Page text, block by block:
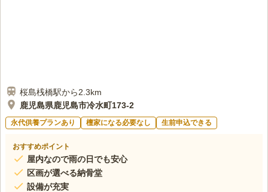
桜島桟橋駅から2.3km
鹿児島県鹿児島市冷水町173-2
永代供養プランあり 檀家になる必要なし 生前申込できる
おすすめポイント
屋内なので雨の日でも安心
区画が選べる納骨堂
設備が充実